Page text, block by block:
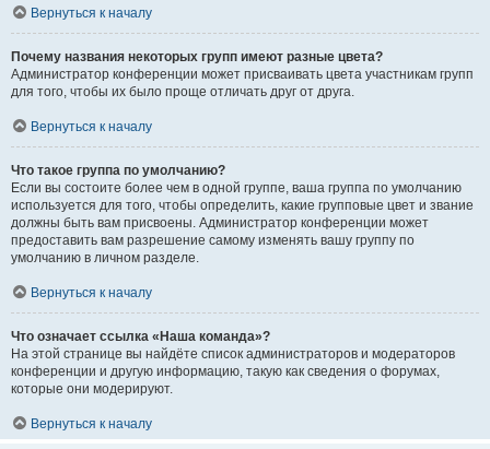
Вернуться к началу
Почему названия некоторых групп имеют разные цвета?
Администратор конференции может присваивать цвета участникам групп
для того, чтобы их было проще отличать друг от друга.
Вернуться к началу
Что такое группа по умолчанию?
Если вы состоите более чем в одной группе, ваша группа по умолчанию
используется для того, чтобы определить, какие групповые цвет и звание
должны быть вам присвоены. Администратор конференции может
предоставить вам разрешение самому изменять вашу группу по
умолчанию в личном разделе.
Вернуться к началу
Что означает ссылка «Наша команда»?
На этой странице вы найдёте список администраторов и модераторов
конференции и другую информацию, такую как сведения о форумах,
которые они модерируют.
Вернуться к началу